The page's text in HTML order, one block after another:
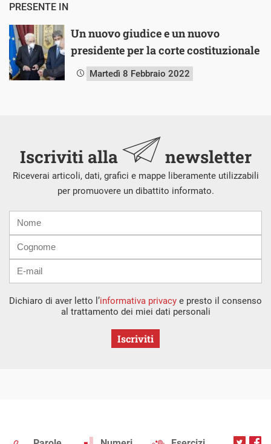
PRESENTE IN
Un nuovo giudice e un nuovo
presidente per la corte costituzionale
Martedì 8 Febbraio 2022
Iscriviti alla newsletter
Riceverai articoli, dati, grafici e mappe liberamente utilizzabili
per promuovere un dibattito informato.
mail
Dichiaro di aver letto l’informativa privacy e presto il consenso
al trattamento dei miei dati personali
Iscriviti